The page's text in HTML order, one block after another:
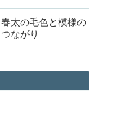
春太の毛色と模様の
つながり